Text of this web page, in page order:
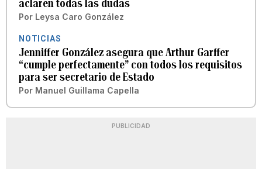
aclaren todas las dudas
Por Leysa Caro González
NOTICIAS
Jenniffer González asegura que Arthur Garffer
“cumple perfectamente” con todos los requisitos
para ser secretario de Estado
Por Manuel Guillama Capella
PUBLICIDAD